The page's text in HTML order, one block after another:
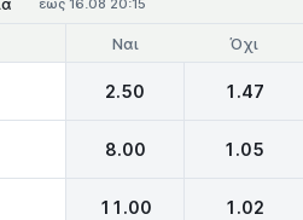
έως 16.08 20:15
Ναι Όχι
2.50 1.47
8.00 1.05
11.00 1.02